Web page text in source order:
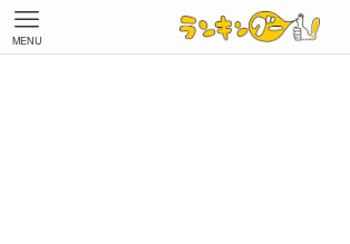
MENU